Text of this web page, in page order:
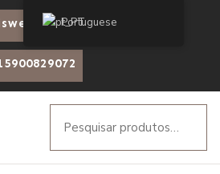
Portuguese